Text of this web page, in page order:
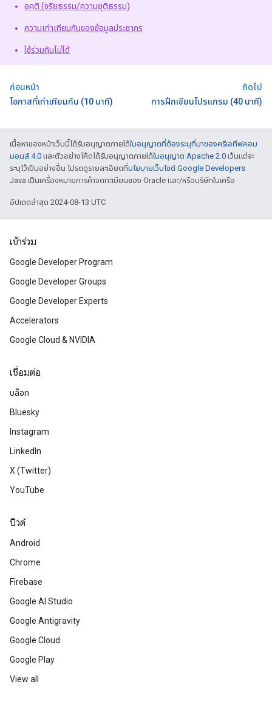
อคติ (จริยธรรม/ความยุติธรรม)
ความเท่าเทียมกันของข้อมูลประชากร
ใช้ร่วมกันไม่ได้
ก่อนหน้า
โอกาสที่เท่าเทียมกัน (10 นาที)
ถัดไป
การฝึกเขียนโปรแกรม (40 นาที)
เนื้อหาของหน้าเว็บนี้ได้รับอนุญาตภายใต้ใบอนุญาตที่ต้องระบุที่มาของครีเอทีฟคอม
มอนส์ 4.0 และตัวอย่างโค้ดได้รับอนุญาตภายใต้ใบอนุญาต Apache 2.0 เว้นแต่จะ
ระบุไว้เป็นอย่างอื่น โปรดดูรายละเอียดที่นโยบายเว็บไซต์ Google Developers
Java เป็นเครื่องหมายการค้าจดทะเบียนของ Oracle และ/หรือบริษัทในเครือ
อัปเดตล่าสุด 2024-08-13 UTC
เข้าร่วม
Google Developer Program
Google Developer Groups
Google Developer Experts
Accelerators
Google Cloud & NVIDIA
เชื่อมต่อ
บล็อก
Bluesky
Instagram
LinkedIn
X (Twitter)
YouTube
บิวด์
Android
Chrome
Firebase
Google AI Studio
Google Antigravity
Google Cloud
Google Play
View all